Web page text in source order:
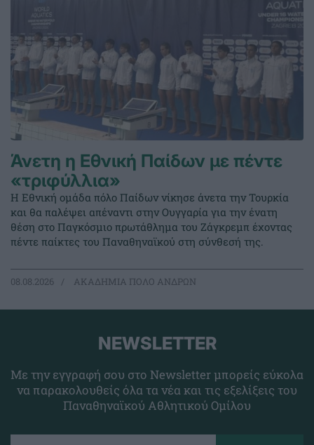
Άνετη η Εθνική Παίδων με πέντε
«τριφύλλια»
Η Εθνική ομάδα πόλο Παίδων νίκησε άνετα την Τουρκία
και θα παλέψει απέναντι στην Ουγγαρία για την ένατη
θέση στο Παγκόσμιο πρωτάθλημα του Ζάγκρεμπ έχοντας
πέντε παίκτες του Παναθηναϊκού στη σύνθεσή της.
08.08.2026 ΑΚΑΔΗΜΙΑ ΠΟΛΟ ΑΝΔΡΩΝ
NEWSLETTER
Με την εγγραφή σου στο Newsletter μπορείς εύκολα
να παρακολουθείς όλα τα νέα και τις εξελίξεις του
Παναθηναϊκού Αθλητικού Ομίλου